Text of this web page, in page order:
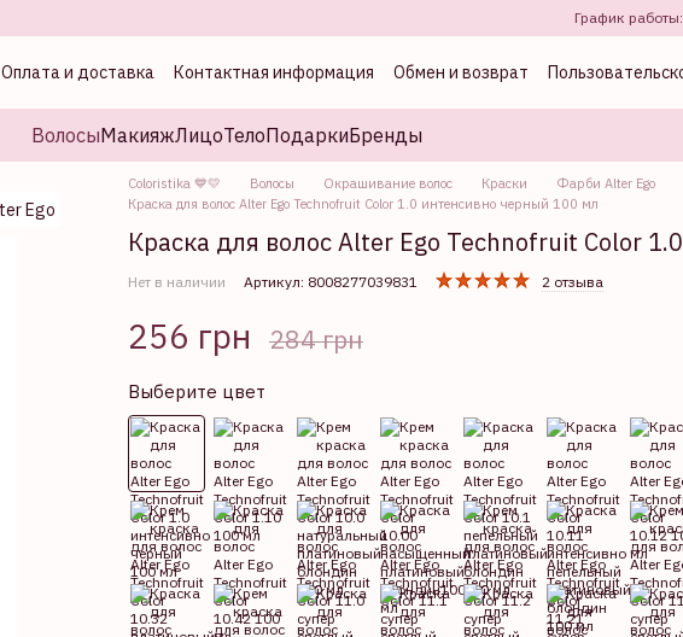
График работы:
Оплата и доставка Контактная информация Обмен и возврат
ВолосыМакияжЛицоТелоПодаркиБренды
Coloristika 💙💛 Волосы Окрашивание волос Краски Фарби Alter Ego
Краска для волос Alter Ego Technofruit Color 1.0 интенсивно черный 100 мл
Краска для волос Alter Ego Technofruit Color
Нет в наличии Артикул: 8008277039831 2 отзыва
256 грн 284 грн
Выберите цвет